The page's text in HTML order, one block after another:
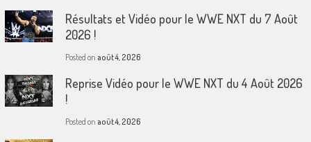
Résultats et Vidéo pour le WWE NXT du 7 Août
2026 !
Posted on août 4, 2026
Reprise Vidéo pour le WWE NXT du 4 Août 2026
!
Posted on août 4, 2026